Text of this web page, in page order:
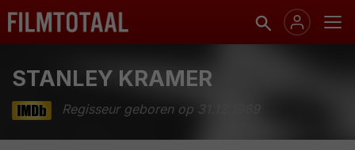
STANLEY KRAMER
Regisseur geboren op 31.12.1969